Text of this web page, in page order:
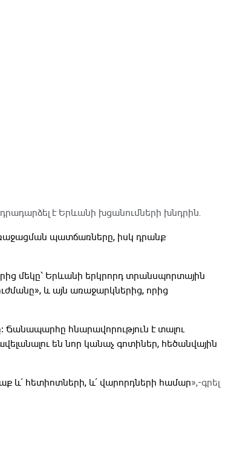
է Երևանի խցանումների խնդրին․
պատճառները, իսկ դրանք
մեկը՝ Երևանի երկրորդ տրանսպորտային
և այն առաջարկներից, որից
հնարավորություն է տալու
են նոր կանաչ գոտիներ, հեծանվային
և՛ հետիոտների, և՛ վարորդների համար»,-գրել